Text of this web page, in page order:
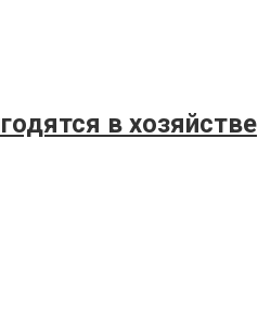
в хозяйстве